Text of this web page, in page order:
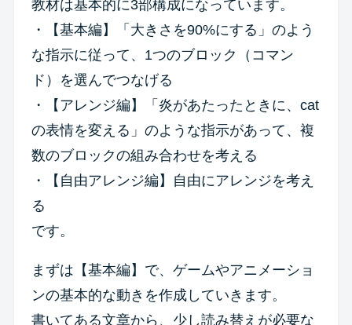
教材は基本的に3部構成になっています。
・【基本編】「大きさを90%にする」のよう
な指示に従って、1つのブロック（コマン
ド）を選んでつなげる
・【アレンジ編】「炎があたったときに、cat
の表情を変える」のような指示があって、複
数のブロックの組み合わせを考える
・【自由アレンジ編】自由にアレンジを考え
る
です。
まずは【基本編】で、ゲームやアニメーショ
ンの基本的な動きを作成していきます。
書いてある文章から、少し読み替えが必要な